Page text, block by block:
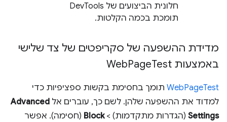
חלונית הביצועים של DevTools
תומכת בכמה הקלטות.
מדידת ההשפעה של סקריפטים של צד שלישי
באמצעות Web
PageTest
WebPageTest תומך בחסימת בקשות ספציפיות כדי
למדוד את ההשפעה שלהן. לשם כך, עוברים אל Advanced
Settings (הגדרות מתקדמות) >Block (חסימה). אפשר